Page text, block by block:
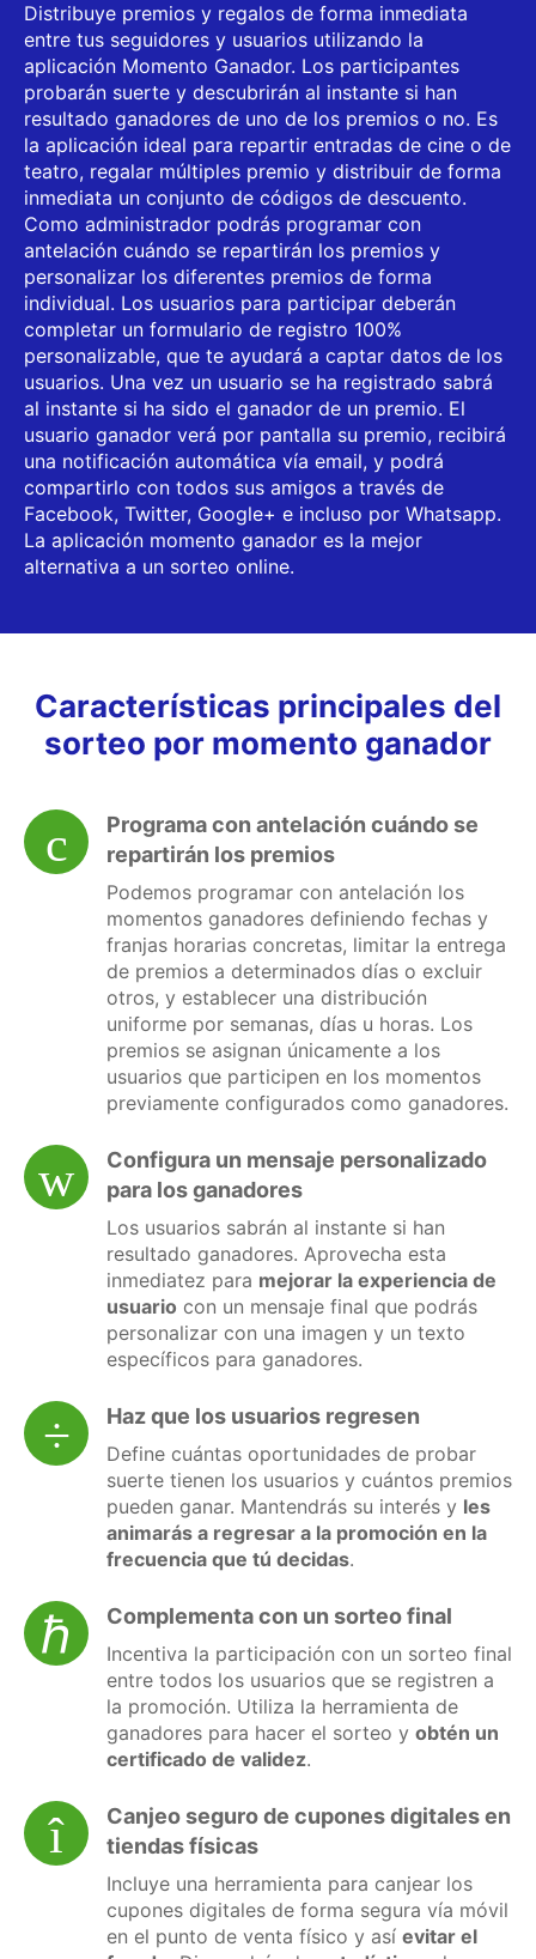
Distribuye premios y regalos de forma inmediata
entre tus seguidores y usuarios utilizando la
aplicación Momento Ganador. Los participantes
probarán suerte y descubrirán al instante si han
resultado ganadores de uno de los premios o no. Es
la aplicación ideal para repartir entradas de cine o de
teatro, regalar múltiples premio y distribuir de forma
inmediata un conjunto de códigos de descuento.
Como administrador podrás programar con
antelación cuándo se repartirán los premios y
personalizar los diferentes premios de forma
individual. Los usuarios para participar deberán
completar un formulario de registro 100%
personalizable, que te ayudará a captar datos de los
usuarios. Una vez un usuario se ha registrado sabrá
al instante si ha sido el ganador de un premio. El
usuario ganador verá por pantalla su premio, recibirá
una notificación automática vía email, y podrá
compartirlo con todos sus amigos a través de
Facebook, Twitter, Google+ e incluso por Whatsapp.
La aplicación momento ganador es la mejor
alternativa a un sorteo online.
Características principales del
sorteo por momento ganador
Programa con antelación cuándo se
repartirán los premios
Podemos programar con antelación los
momentos ganadores definiendo fechas y
franjas horarias concretas, limitar la entrega
de premios a determinados días o excluir
otros, y establecer una distribución
uniforme por semanas, días u horas. Los
premios se asignan únicamente a los
usuarios que participen en los momentos
previamente configurados como ganadores.
Configura un mensaje personalizado
para los ganadores
Los usuarios sabrán al instante si han
resultado ganadores. Aprovecha esta
inmediatez para mejorar la experiencia de
usuario con un mensaje final que podrás
personalizar con una imagen y un texto
específicos para ganadores.
Haz que los usuarios regresen
Define cuántas oportunidades de probar
suerte tienen los usuarios y cuántos premios
pueden ganar. Mantendrás su interés y les
animarás a regresar a la promoción en la
frecuencia que tú decidas.
Complementa con un sorteo final
Incentiva la participación con un sorteo final
entre todos los usuarios que se registren a
la promoción. Utiliza la herramienta de
ganadores para hacer el sorteo y obtén un
certificado de validez.
Canjeo seguro de cupones digitales en
tiendas físicas
Incluye una herramienta para canjear los
cupones digitales de forma segura vía móvil
en el punto de venta físico y así evitar el